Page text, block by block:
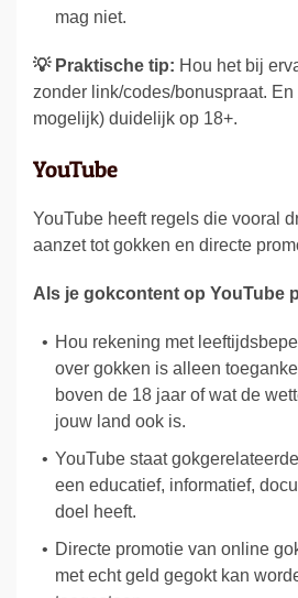
mag niet.
💡 Praktische tip: Hou het bij
zonder link/codes/bonuspraat.
mogelijk) duidelijk op 18+.
YouTube
YouTube heeft regels die vooral
aanzet tot gokken en directe
Als je gokcontent op YouTube
Hou rekening met
over gokken is alleen
boven de 18 jaar of wat de
jouw land ook is.
YouTube staat
een educatief, informatief,
doel heeft.
Directe promotie van online
met echt geld gegokt kan